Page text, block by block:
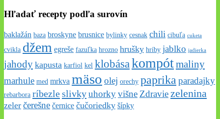
Hľadať recepty podľa surovín
baklažán baza broskyne brusnice bylinky cesnak chili cibuľa cuketa
cvikla džem egreše fazuľka hrozno hrušky hríby jablko jadierka
jahody kapusta karfiol kel klobásakompótmaliny
marhule med mrkva mäso olej orechy paprika paradajky
rebarbora ríbezleslivkyuhorkyvišne Zdravie zelenina
zeler čerešne černice čučoriedky šípky